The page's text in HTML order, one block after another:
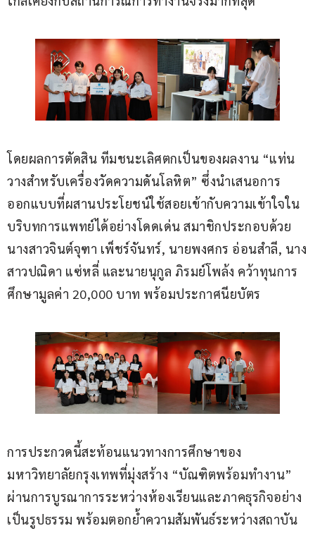
โดยผลการตัดสิน ทีมชนะเลิศตกเป็นของผลงาน “แท่น
วางสำหรับเครื่องวัดความดันโลหิต” ซึ่งนำเสนอการ
ออกแบบที่ผสานประโยชน์ใช้สอยเข้ากับความเข้าใจใน
บริบทการแพทย์ได้อย่างโดดเด่น สมาชิกประกอบด้วย
นางสาวจินต์จุฑา เพ็ชร์จันทร์, นายพงศกร อ่อนสำลี, นาง
สาวปณิดา แซ่หลี่ และนายนุกูล ภิรมย์โพล้ง คว้าทุนการ
ศึกษามูลค่า 20,000 บาท พร้อมประกาศนียบัตร
การประกวดนี้สะท้อนแนวทางการศึกษาของ
มหาวิทยาลัยกรุงเทพที่มุ่งสร้าง “บัณฑิตพร้อมทำงาน”
ผ่านการบูรณาการระหว่างห้องเรียนและภาคธุรกิจอย่าง
เป็นรูปธรรม พร้อมตอกย้ำความสัมพันธ์ระหว่างสถาบัน